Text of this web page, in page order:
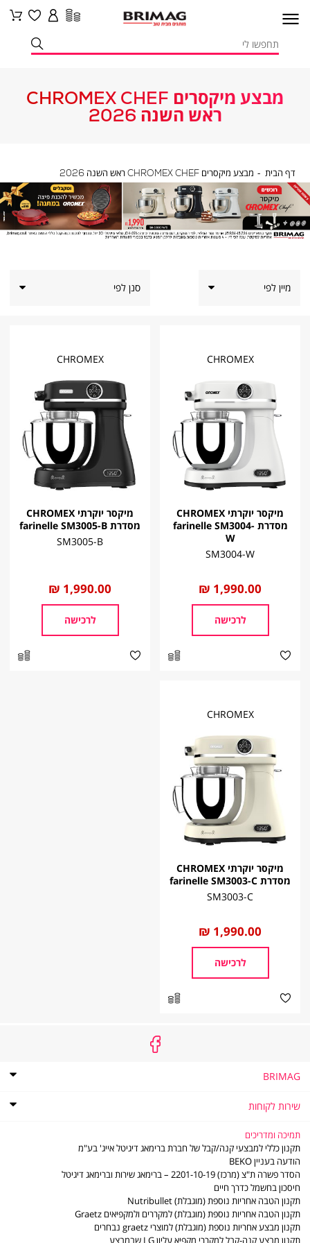
מבצע מיקסרים CHROMEX CHEF
ראש השנה 2026
דף הבית דף
הבית
מבצע מיקסרים CHROMEX CHEF ראש השנה 2026
מיקסרים
CHROMEX
CHEF
ראש
השנה
2026
סנן לפי
CHROMEX
מיקסר יוקרתי CHROMEX
מסדרת farinelle SM3004-
W
SM3004-W
החל
מ
1,990.00 ₪
לרכישה
CHROMEX
מיקסר יוקרתי CHROMEX
מסדרת farinelle SM3005-B
SM3005-B
החל
מ
1,990.00 ₪
לרכישה
CHROMEX
מיקסר יוקרתי CHROMEX
מסדרת farinelle SM3003-C
SM3003-C
החל
מ
1,990.00 ₪
לרכישה
BRIMAG
תקנון מועדון הלקוחות של ברימאג
דוח פומבי לשנת 2021 לפי חוק שכר שווה לעובדת ולעובד
דוח פומבי לשנת 2022 לפי חוק שכר שווה לעובדת ולעובד
תו אמון הציבור
דוח פומבי לשנת 2023 לפי חוק שכר שווה לעובדת ולעובד
דוח פומבי לשנת 2024 לפי חוק שכר שווה לעובדת ולעובד
דוח פומבי לשנת 2025 לפי חוק שכר שווה לעובדת ולעובד
הסדר פשרה ב- ת"צ (מרכז) 2201-10-19
מדיניות פינוי פסולת ציוד חשמלי ואלקטרוני
שירות לקוחות
שירות לקוחות
מדיניות החזרות והחלפות
משלוחים
סניפים - נקודות שירות
LG משווקים מורשים
משווקים מורשים - מוצרים קטנים
תעודות אחריות
חוברות הפעלה
ביטול עסקה
תמיכה ומדריכים
תקנון כללי למבצעי קנה/קבל של חברת ברימאג דיגיטל אייג' בע"מ
הודעה בעניין BEKO
הסדר פשרה ת"צ (מרכז) 2201-10-19 – ברימאג שירות וברימאג דיגיטל
חיסכון בחשמל כדרך חיים
תקנון הטבה אחריות נוספת (מוגבלת) Nutribullet
תקנון הטבה אחריות נוספת (מוגבלת) למקררים ולמקפיאים Graetz
תקנון מבצע אחריות נוספת (מוגבלת) למוצרי graetz נבחרים
תקנון מבצע קנה-קבל למקררי מקפיא עליון LG שבמבצע